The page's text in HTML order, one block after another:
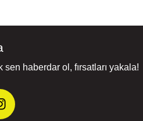
haberdar ol, fırsatları yakala!